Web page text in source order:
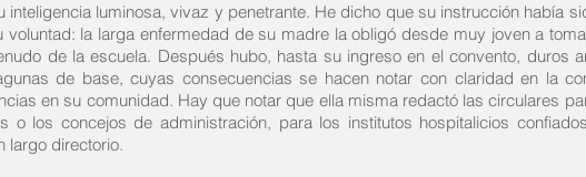
luminosa, vivaz y penetrante. He dicho que su instrucción había
la larga enfermedad de su madre la obligó desde muy joven a
de la escuela. Después hubo, hasta su ingreso en el convento, duros
de base, cuyas consecuencias se hacen notar con claridad en la
en su comunidad. Hay que notar que ella misma redactó las circulares
o los concejos de administración, para los institutos hospitalicios
largo directorio.